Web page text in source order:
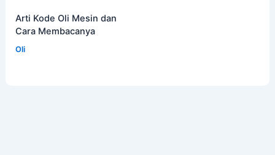
Arti Kode Oli Mesin dan
Cara Membacanya
Oli